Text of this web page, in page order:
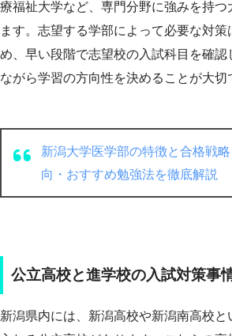
療福祉大学など、専門分野に強みを持つ
ます。志望する学部によって必要な対策
め、早い段階で志望校の入試科目を確認
ながら学習の方向性を決めることが大切
新潟大学医学部の特徴と合格戦
向・おすすめ勉強法を徹底解説
公立高校と進学校の入試対策事
新潟県内には、新潟高校や新潟南高校と